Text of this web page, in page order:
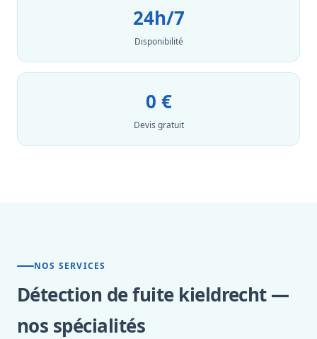
24h/7
Disponibilité
0 €
Devis gratuit
NOS SERVICES
Détection de fuite kieldrecht —
nos spécialités